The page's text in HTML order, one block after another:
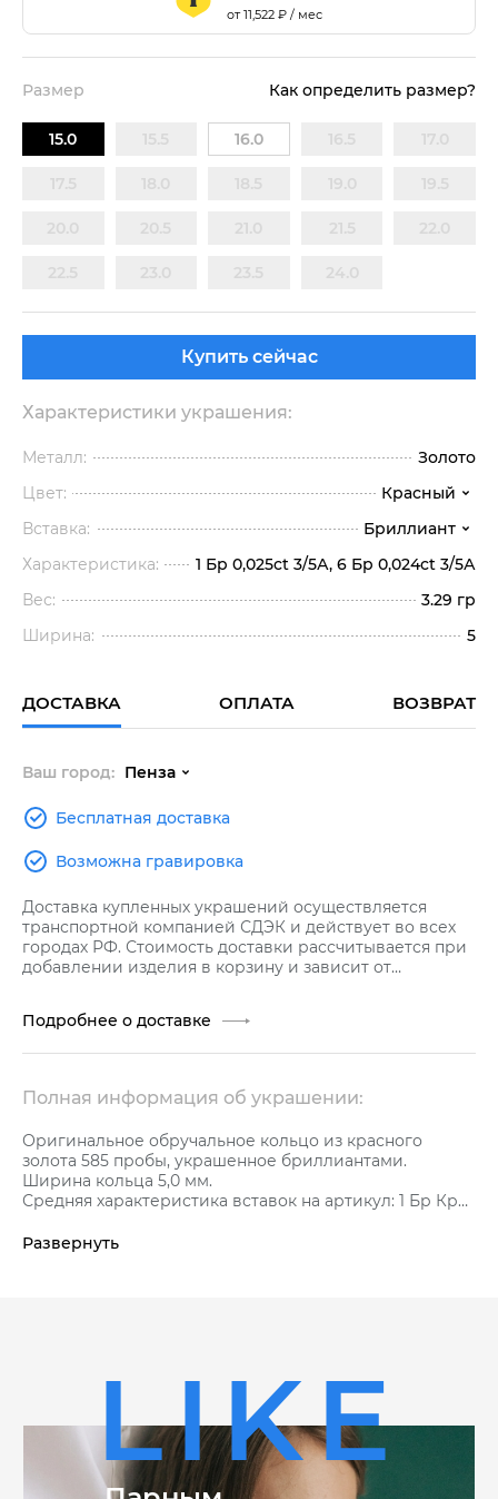
от11,522 ₽ / мес
Размер Как определить размер?
15.0 16.0
Купить сейчас
Характеристики украшения:
Металл:
Золото
Цвет:
Красный
Вставка:
Бриллиант
Характеристика:
1 Бр 0,025ct 3/5А, 6 Бр 0,024ct 3/5А
Вес:
3.29 гр
Ширина:
5
ДОСТАВКА ОПЛАТА ВОЗВРАТ
Ваш город: Пенза
Бесплатная доставка
Возможна гравировка
Доставка купленных украшений осуществляется
транспортной компанией СДЭК и действует во всех
городах РФ. Стоимость доставки рассчитывается при
добавлении изделия в корзину и зависит от
Подробнее о доставке
Полная информация об украшении:
Оригинальное обручальное кольцо из красного
золота 585 пробы, украшенное бриллиантами.
Ширина кольца 5,0 мм.
Средняя характеристика вставок на артикул: 1 Бр Кр57
Кольцо с комфортной посадкой (сomfort fit - комфорт
Развернуть
LIKE